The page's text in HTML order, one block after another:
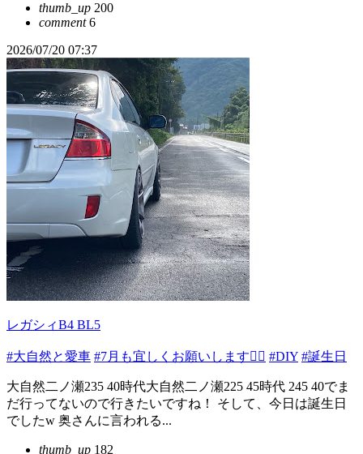
thumb_up 200
comment6
2026/07/20 07:37
レガシィB4 BL5
#大自然と愛車 #7月も宜しくお願いします🙇‍♂️ #DIY #誕生日
大自然二ノ瀬235 40時代大自然二ノ瀬225 45時代 245 40でま
だ行ってないので行きたいですね！ そして、今日は誕生日
でしたw 奥さんに言われる...
thumb_up 182